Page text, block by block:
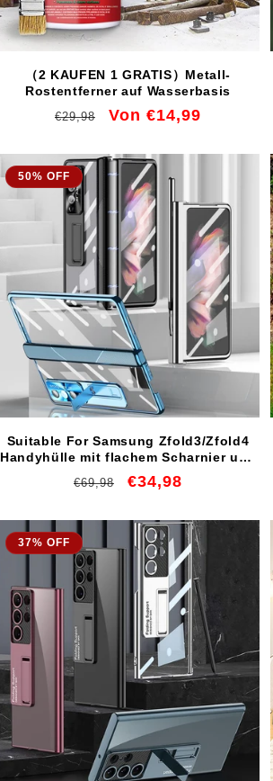
（2 KAUFEN 1 GRATIS）Metall-
Rostentferner auf Wasserbasis
Normaler
€29,98 Verkaufspreis
Von €14,99
50% OFF
Suitable For Samsung Zfold3/Zfold4
Handyhülle mit flachem Scharnier und
faltbarer galvanisierter Linse
Normaler
€69,98 Verkaufspreis
€34,98
37% OFF